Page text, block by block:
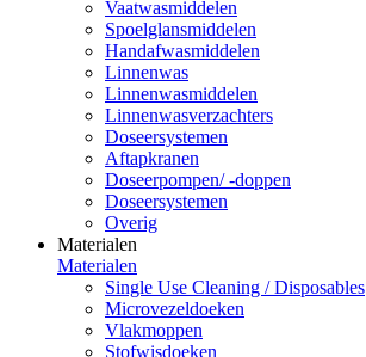
Vaatwasmiddelen
Spoelglansmiddelen
Handafwasmiddelen
Linnenwas
Linnenwasmiddelen
Linnenwasverzachters
Doseersystemen
Aftapkranen
Doseerpompen/ -doppen
Doseersystemen
Overig
Materialen
Materialen
Single Use Cleaning / Disposables
Microvezeldoeken
Vlakmoppen
Stofwisdoeken